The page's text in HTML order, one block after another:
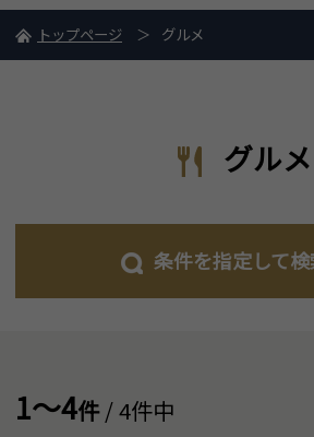
トップページ グルメ
グルメ
条件を指定して
1～4件/ 4件中